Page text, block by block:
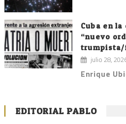
Cuba en
“nuevo
julio 28,
Enrique
EDITORIAL PABLO